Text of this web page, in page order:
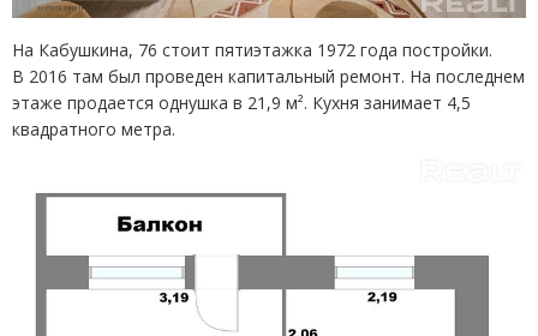
На Кабушкина, 76 стоит пятиэтажка 1972 года постройки.
В 2016 там был проведен капитальный ремонт. На последнем
этаже продается однушка в 21,9 м². Кухня занимает 4,5
квадратного метра.